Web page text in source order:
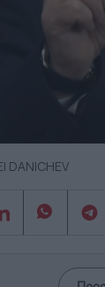
DANICHEV